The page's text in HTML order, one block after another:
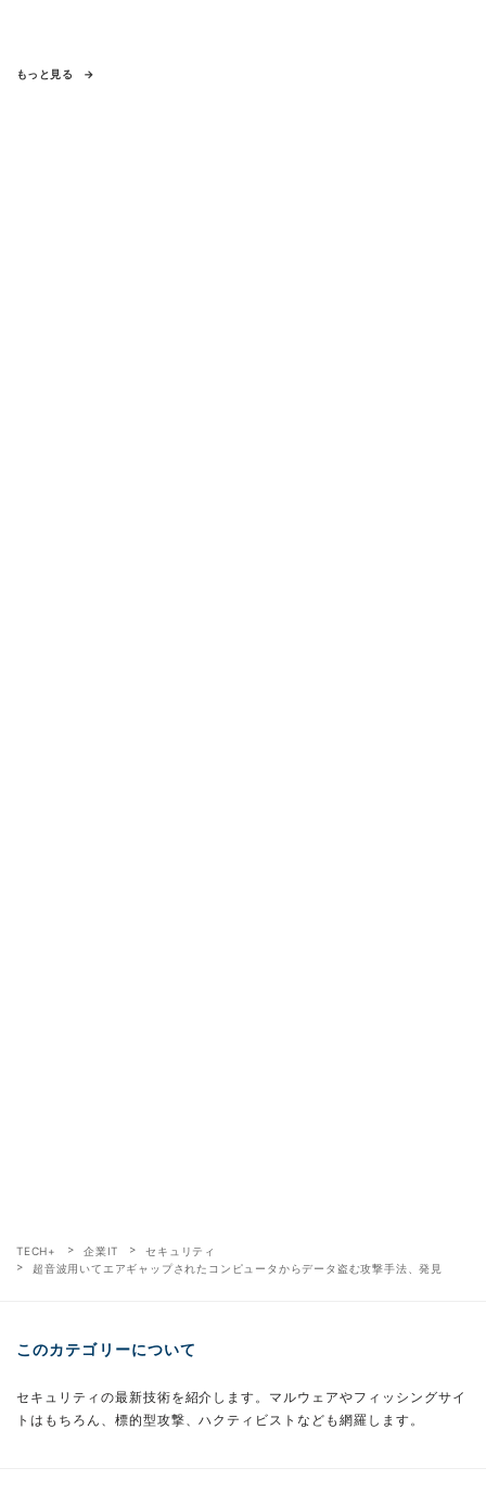
もっと見る
TECH+ 企業IT
セキュリティ
超音波用いてエアギャップされたコンピュータからデータ盗む攻撃手法、発見
このカテゴリーについて
セキュリティの最新技術を紹介します。マルウェアやフィッシングサイ
トはもちろん、標的型攻撃、ハクティビストなども網羅します。